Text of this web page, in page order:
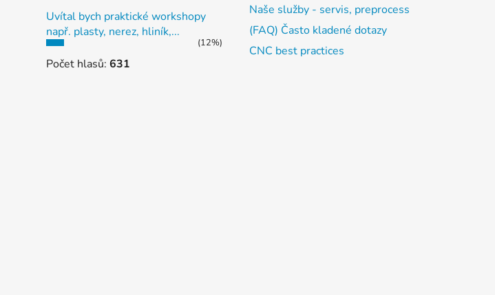
Uvítal bych praktické workshopy
např. plasty, nerez, hliník,...
(12%)
Počet hlasů: 631
Naše služby - servis, preprocess
(FAQ) Často kladené dotazy
CNC best practices